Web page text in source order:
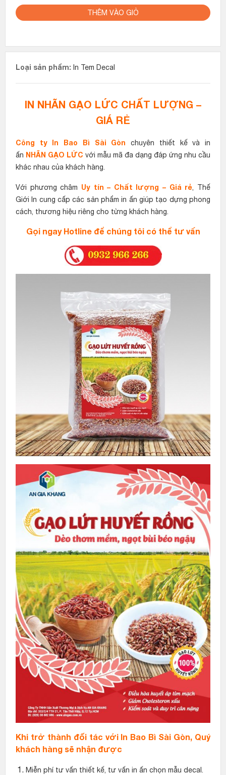
THÊM VÀO GIỎ
Loại sản phẩm: In Tem Decal
IN NHÃN GẠO LỨC CHẤT LƯỢNG –
GIÁ RẺ
Công ty In Bao Bì Sài Gòn chuyên thiết kế và in
ấn NHÃN GẠO LỨC với mẫu mã đa dạng đáp ứng nhu cầu
khác nhau của khách hàng.
Với phương châm Uy tín – Chất lượng – Giá rẻ, Thế
Giới In cung cấp các sản phẩm in ấn giúp tạo dựng phong
cách, thương hiệu riêng cho từng khách hàng.
Gọi ngay Hotline để chúng tôi có thể tư vấn
Khi trở thành đối tác với In Bao Bì Sài Gòn, Quý
khách hàng sẽ nhận được
Miễn phí tư vấn thiết kế, tư vấn in ấn chọn mẫu decal.